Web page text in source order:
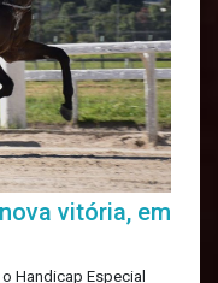
vitória, em
Handicap Especial